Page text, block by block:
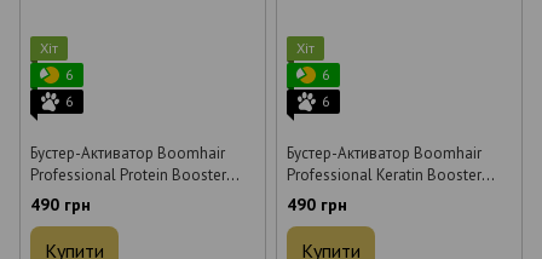
Хіт
6
6
Бустер-Активатор Boomhair
Professional Protein Booster
для волосся 30 мл
490 грн
Купити
Хіт
6
6
Бустер-Активатор Boomhair
Professional Keratin Booster
490 грн
Купити